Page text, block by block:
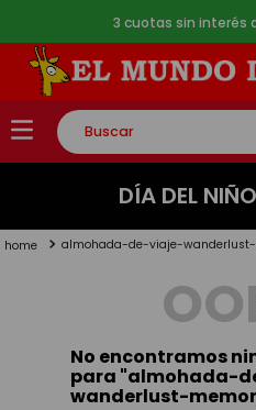
3 cuotas sin interés
Buscar
TÉRMINOS MÁS BUSCADOS
2.
lego
toy story
DÍA DEL NIÑO
almohada-de-viaje-
No encontramos
para "almohada-
wanderlust-